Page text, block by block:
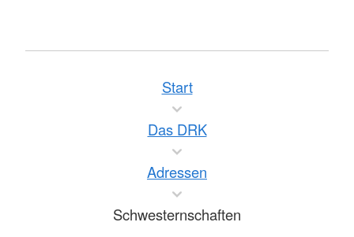
Start
Das DRK
Adressen
Schwesternschaften